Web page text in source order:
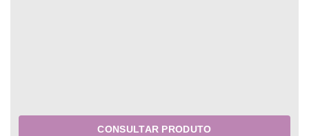
CONSULTAR PRODUTO